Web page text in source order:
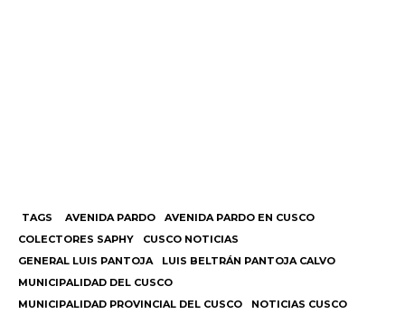
TAGS AVENIDA PARDO
AVENIDA PARDO EN CUSCO
COLECTORES SAPHY
CUSCO NOTICIAS
GENERAL LUIS PANTOJA
LUIS BELTRÁN PANTOJA CALVO
MUNICIPALIDAD DEL CUSCO
MUNICIPALIDAD PROVINCIAL DEL CUSCO
NOTICIAS CUSCO